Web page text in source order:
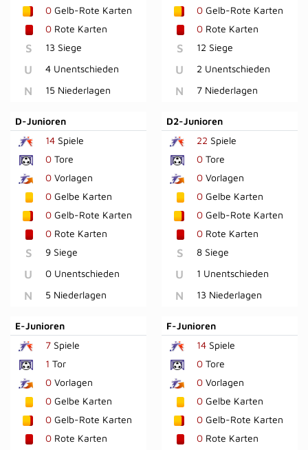
0 Gelb-Rote Karten
0 Rote Karten
S 13 Siege
U 4 Unentschieden
N 15 Niederlagen
0Gelb-Rote Karten
0Rote Karten
S 12 Siege
U 2 Unentschieden
N 7 Niederlagen
D-Junioren
14 Spiele
0 Tore
0 Vorlagen
0 Gelbe Karten
0 Gelb-Rote Karten
0 Rote Karten
S 9 Siege
U 0 Unentschieden
N 5 Niederlagen
D2-Junioren
22 Spiele
0Tore
0Vorlagen
0Gelbe Karten
0Gelb-Rote Karten
0Rote Karten
S 8 Siege
U 1 Unentschieden
N 13 Niederlagen
E-Junioren
7 Spiele
1 Tor
0 Vorlagen
0 Gelbe Karten
0 Gelb-Rote Karten
0 Rote Karten
F-Junioren
14Spiele
0Tore
0Vorlagen
0Gelbe Karten
0Gelb-Rote Karten
0Rote Karten